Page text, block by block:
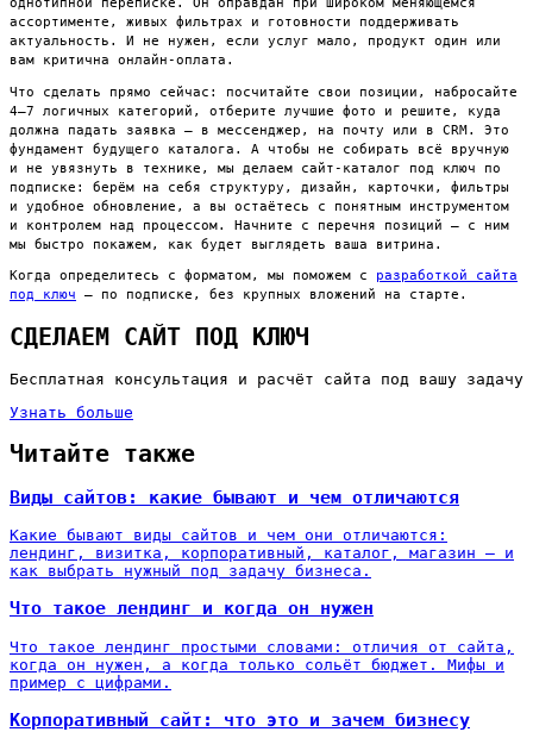
ассортименте, живых фильтрах и готовности поддерживать
актуальность. И не нужен, если услуг мало, продукт один или
вам критична онлайн-оплата.
Что сделать прямо сейчас: посчитайте свои позиции, набросайте
4–7 логичных категорий, отберите лучшие фото и решите, куда
должна падать заявка — в мессенджер, на почту или в CRM. Это
фундамент будущего каталога. А чтобы не собирать всё вручную
и не увязнуть в технике, мы делаем сайт-каталог под ключ по
подписке: берём на себя структуру, дизайн, карточки, фильтры
и удобное обновление, а вы остаётесь с понятным инструментом
и контролем над процессом. Начните с перечня позиций — с ним
мы быстро покажем, как будет выглядеть ваша витрина.
Когда определитесь с форматом, мы поможем с разработкой сайта
под ключ — по подписке, без крупных вложений на старте.
СДЕЛАЕМ САЙТ ПОД КЛЮЧ
Бесплатная консультация и расчёт сайта под вашу задачу
Узнать больше
Читайте также
Виды сайтов: какие бывают и чем отличаются
Какие бывают виды сайтов и чем они отличаются:
лендинг, визитка, корпоративный, каталог, магазин — и
как выбрать нужный под задачу бизнеса.
Что такое лендинг и когда он нужен
Что такое лендинг простыми словами: отличия от сайта,
когда он нужен, а когда только сольёт бюджет. Мифы и
пример с цифрами.
Корпоративный сайт: что это и зачем бизнесу